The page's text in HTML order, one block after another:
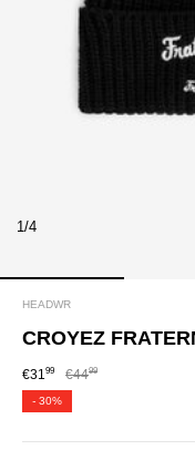
1/4
HEADWR
CROYEZ
€3199 €4499
- 30%